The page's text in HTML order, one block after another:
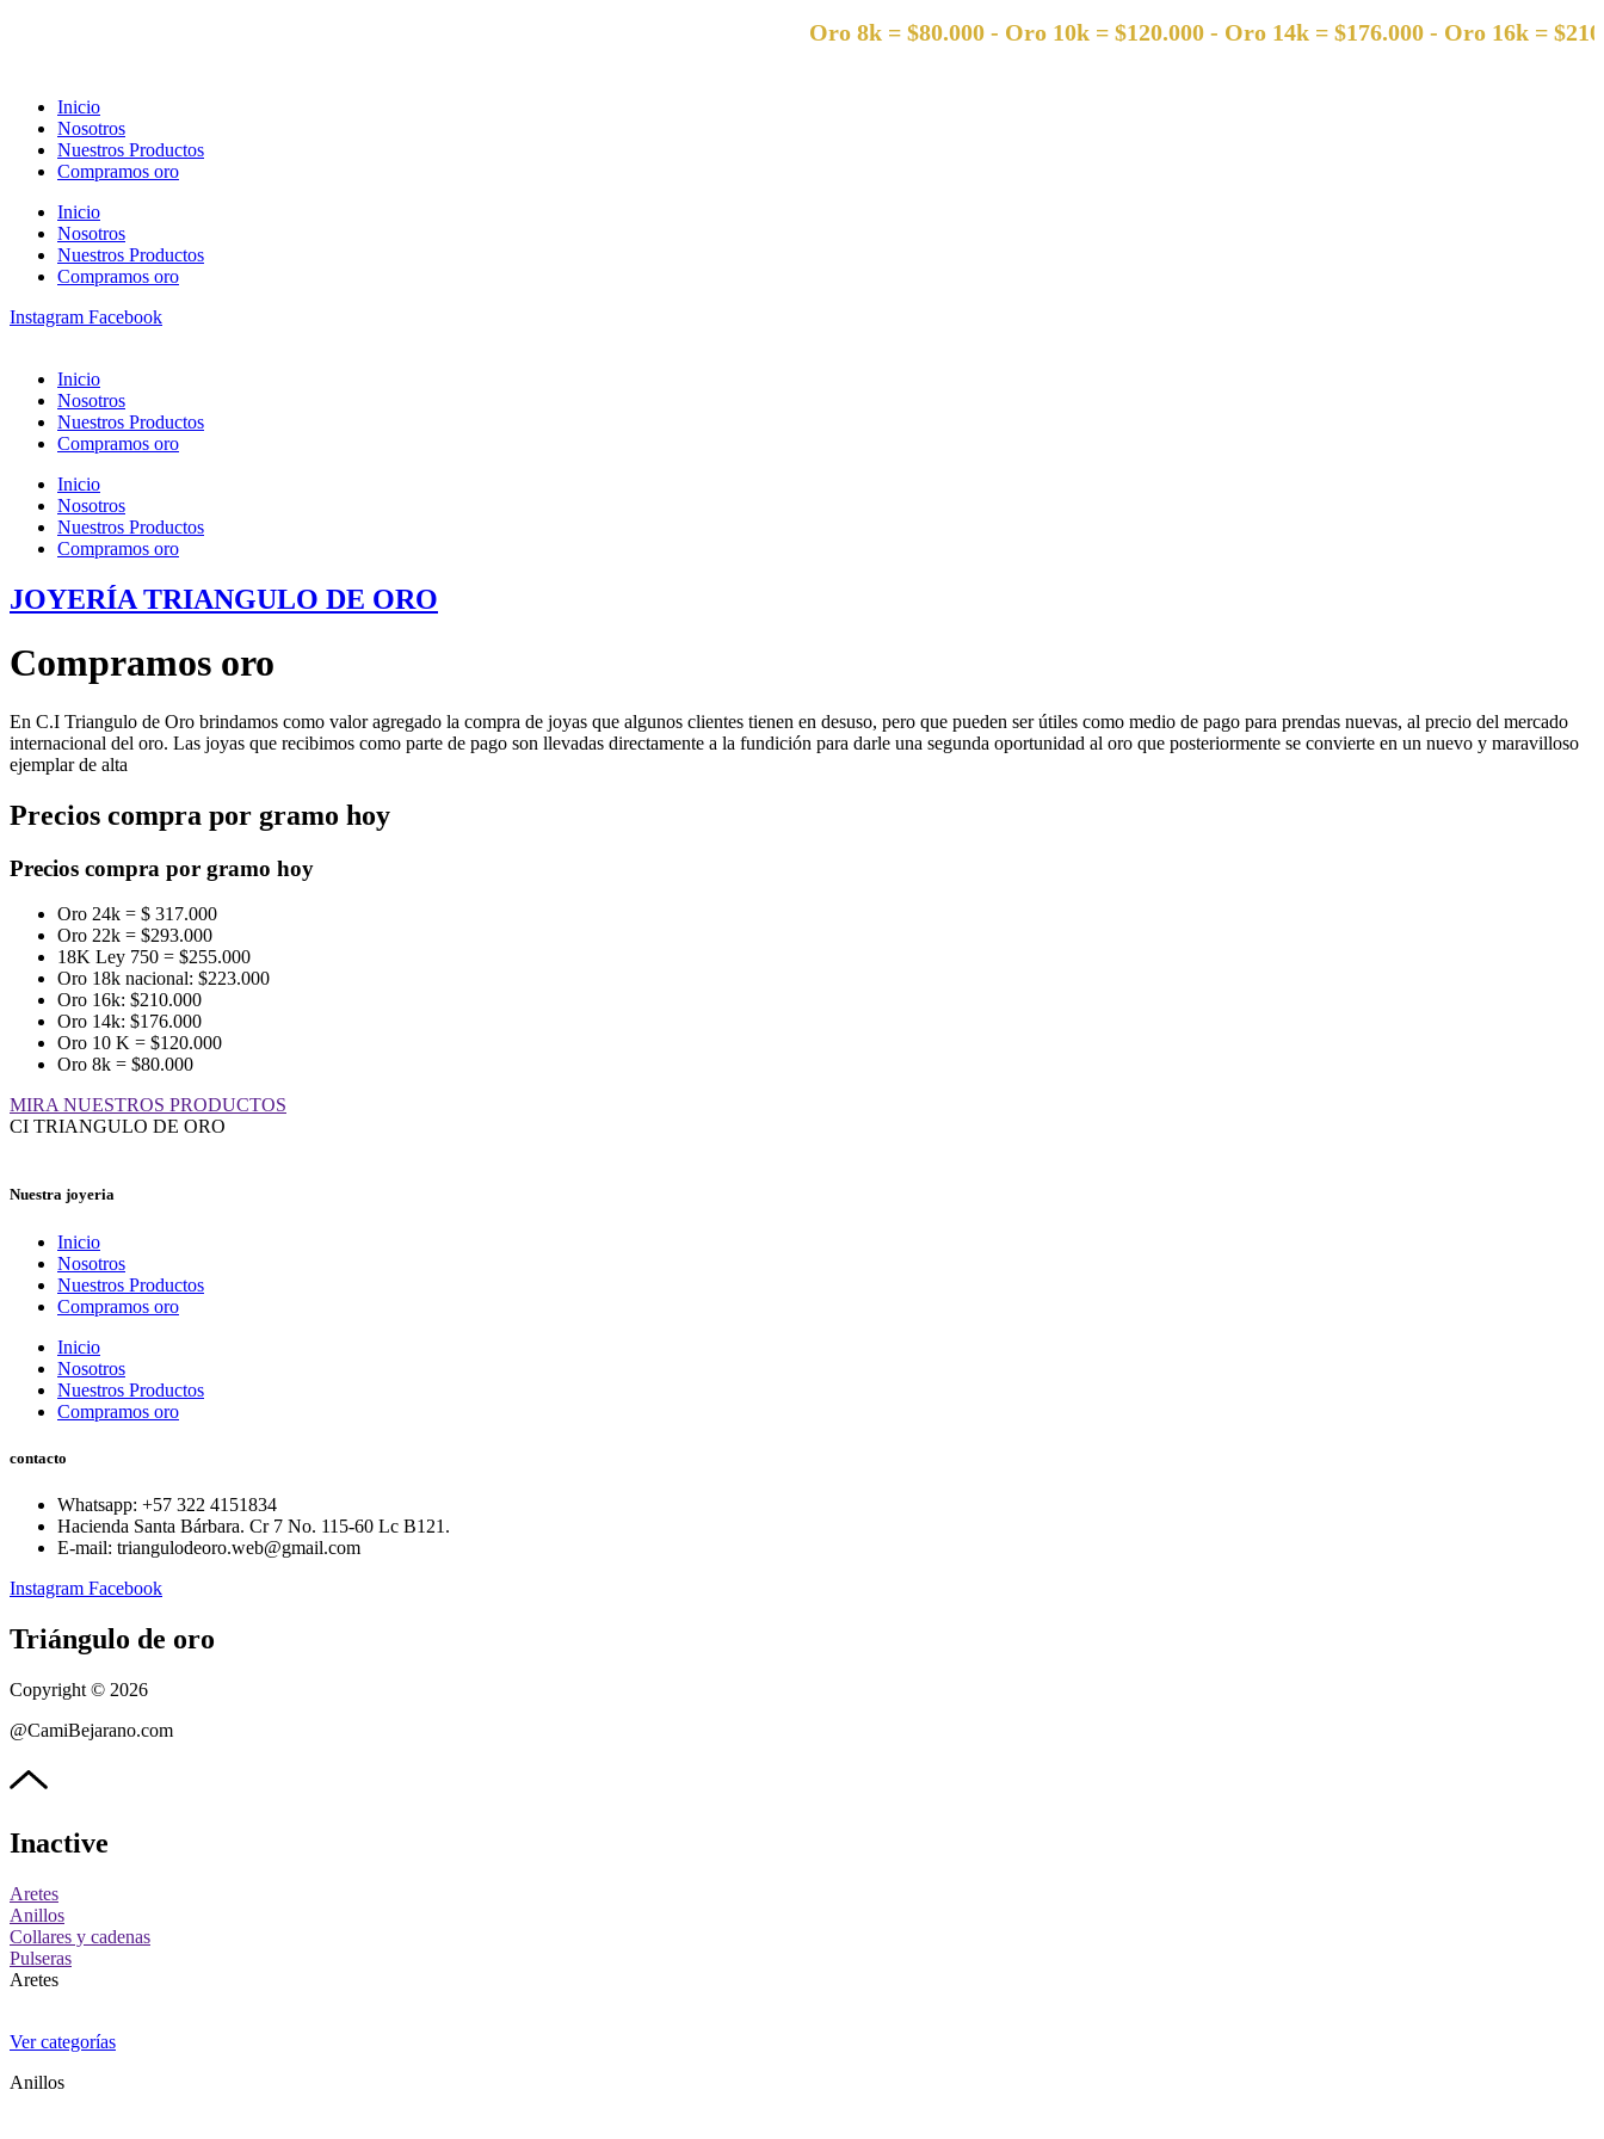
Oro 8k = $80.000 - Oro 10k = $120.000 - Oro 14k = $176.000 - Oro 16k =
Inicio
Nosotros
Nuestros Productos
Compramos oro
Inicio
Nosotros
Nuestros Productos
Compramos oro
Instagram Facebook
Inicio
Nosotros
Nuestros Productos
Compramos oro
Inicio
Nosotros
Nuestros Productos
Compramos oro
JOYERÍA TRIANGULO DE ORO
Compramos oro
En C.I Triangulo de Oro brindamos como valor agregado la compra de joyas que algunos clientes tienen en desuso, pero que pueden ser útiles como medio de pago para prendas nuevas, al precio del mercado
internacional del oro. Las joyas que recibimos como parte de pago son llevadas directamente a la fundición para darle una segunda oportunidad al oro que posteriormente se convierte en un nuevo y maravilloso
ejemplar de alta
Precios compra por gramo hoy
Precios compra por gramo hoy ​
Oro 24k = $ 317.000
Oro 22k = $293.000
18K Ley 750 = $255.000
Oro 18k nacional: $223.000
Oro 16k: $210.000
Oro 14k: $176.000
Oro 10 K = $120.000
Oro 8k = $80.000
MIRA NUESTROS PRODUCTOS
CI TRIANGULO DE ORO
Nuestra joyeria
Inicio
Nosotros
Nuestros Productos
Compramos oro
Inicio
Nosotros
Nuestros Productos
Compramos oro
contacto
Whatsapp: ‪+57 322 4151834‬
Hacienda Santa Bárbara. Cr 7 No. 115-60 Lc B121.
E-mail: triangulodeoro.web@gmail.com
Instagram Facebook
Triángulo de oro
Copyright © 2026
@CamiBejarano.com
Inactive
Aretes
Anillos
Collares y cadenas
Pulseras
Aretes
Ver categorías
Anillos